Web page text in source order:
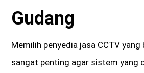
Gudang
Memilih penyedia jasa CCTV yang
sangat penting agar sistem yang